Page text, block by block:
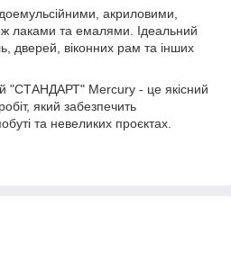
акриловими,
лаками та емалями. Ідеальний
дверей, віконних рам та інших
"СТАНДАРТ" Mercury - це якісний
який забезпечить
та невеликих проєктах.